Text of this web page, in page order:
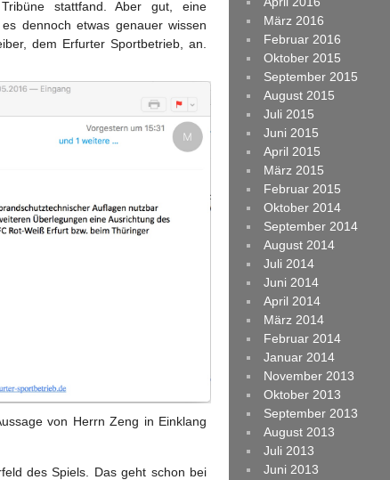
stattfand. Aber gut, eine
dennoch etwas genauer wissen
dem Erfurter Sportbetrieb, an.
von Herrn Zeng in Einklang
des Spiels. Das geht schon bei
März 2016
Februar 2016
Oktober 2015
September 2015
August 2015
Juli 2015
Juni 2015
April 2015
März 2015
Februar 2015
Oktober 2014
September 2014
August 2014
Juli 2014
Juni 2014
April 2014
März 2014
Februar 2014
Januar 2014
November 2013
Oktober 2013
September 2013
August 2013
Juli 2013
Juni 2013